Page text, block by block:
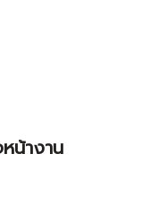
น้างาน